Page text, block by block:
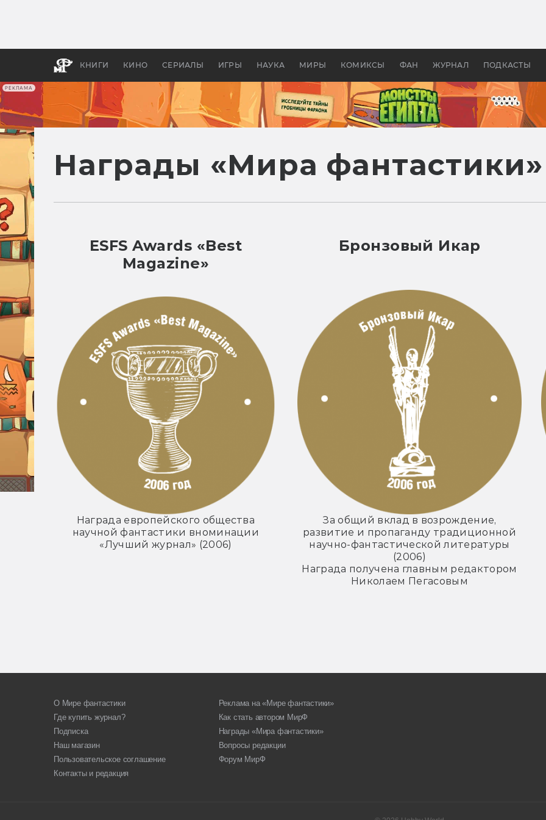
РЕКЛАМА
КНИГИ КИНО СЕРИАЛЫ ИГРЫ НАУКА МИРЫ КОМИКСЫ ФАН ЖУРНАЛ ПОДКАСТЫ
бы «Властелина колец»
Древней Грецией
Награды «Мира фантастики»
ESFS Awards «Best
Magazine»
Награда европейского общества
научной фантастики вноминации
«Лучший журнал» (2006)
Бронзовый Икар
За общий вклад в возрождение,
развитие и пропаганду традиционной
научно-фантастической литературы
(2006)
Награда получена главным редактором
Николаем Пегасовым
О Мире фантастики
Где купить журнал?
Подписка
Наш магазин
Пользовательское соглашение
Контакты и редакция
Реклама на «Мире фантастики»
Как стать автором МирФ
Награды «Мира фантастики»
Вопросы редакции
Форум МирФ